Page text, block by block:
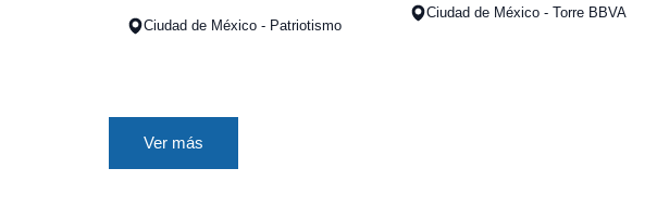
Ciudad de México - Patriotismo
Ciudad de México - Torre BBVA
Ver más